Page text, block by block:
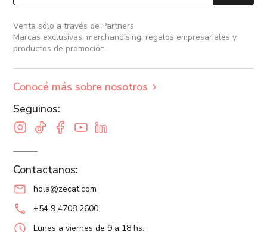
Venta sólo a través de Partners
Marcas exclusivas, merchandising, regalos empresariales y
productos de promoción.
Conocé más sobre nosotros
Seguinos:
Contactanos:
hola@zecat.com
+54 9 4708 2600
Lunes a viernes de 9 a 18 hs.